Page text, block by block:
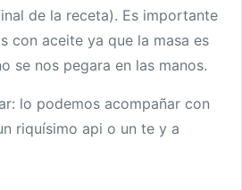
de la receta). Es importante
con aceite ya que la masa es
se nos pegara en las manos.
lo podemos acompañar con
riquísimo api o un te y a